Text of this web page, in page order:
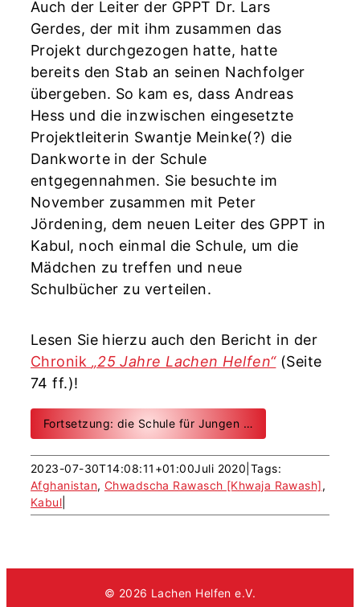
Auch der Leiter der GPPT Dr. Lars
Gerdes, der mit ihm zusammen das
Projekt durchgezogen hatte, hatte
bereits den Stab an seinen Nachfolger
übergeben. So kam es, dass Andreas
Hess und die inzwischen eingesetzte
Projektleiterin Swantje Meinke(?) die
Dankworte in der Schule
entgegennahmen. Sie besuchte im
November zusammen mit Peter
Jördening, dem neuen Leiter des GPPT in
Kabul, noch einmal die Schule, um die
Mädchen zu treffen und neue
Schulbücher zu verteilen.
Lesen Sie hierzu auch den Bericht in der
Chronik „25 Jahre Lachen Helfen“(Seite
74 ff.)!
Fortsetzung: die Schule für Jungen …
2023-07-30T14:08:11+01:00Juli 2020 Tags:
Afghanistan, Chwadscha Rawasch [Khwaja Rawash],
Kabul
© 2026 Lachen Helfen e.V.